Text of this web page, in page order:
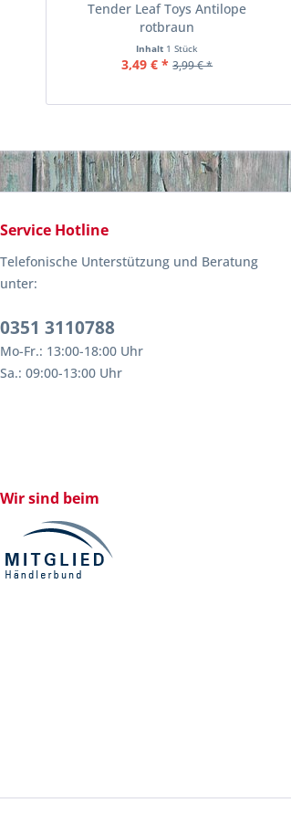
Tender Leaf Toys Antilope
rotbraun
Inhalt 1 Stück
3,49 € * 3,99 € *
Service Hotline
Telefonische Unterstützung und Beratung
unter:
0351 3110788
Mo-Fr.: 13:00-18:00 Uhr
Sa.: 09:00-13:00 Uhr
Wir sind beim